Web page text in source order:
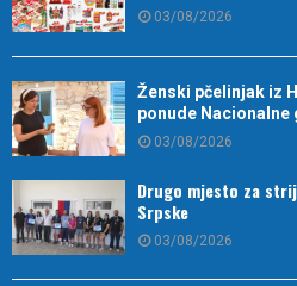
03/08/2026
Ženski pčelinjak iz
ponude Nacionalne
03/08/2026
Drugo mjesto za
Srpske
03/08/2026